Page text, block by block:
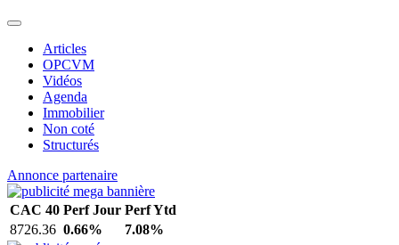
Articles
OPCVM
Vidéos
Agenda
Immobilier
Non coté
Structurés
Annonce partenaire
CAC 40 Perf Jour Perf Ytd
8726.36 0.66% 7.08%